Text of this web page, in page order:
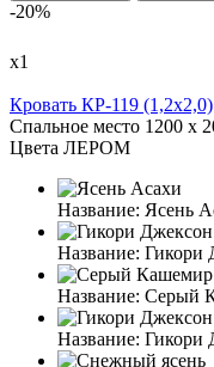
-20%
х1
Кровать КР-119 (1,2x2,0)
Спальное место 1200 x
Цвета ЛЕРОМ
Название: Ясень
Название: Гикори
Название: Серый
Название: Гикори